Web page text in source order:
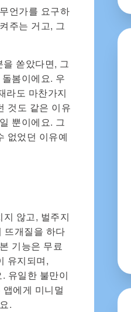
언가를 요구하
주는 거고, 그
쏟았다면, 그
봄이에요. 우
라도 마찬가지
것도 같은 이유
뿐이에요. 그
없었던 이유예
않고, 벌주지
뜨개질을 하다
기능은 무료
유지되며,
유일한 불만이
에게 미니멀
.